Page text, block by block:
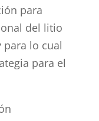
para
del litio
para lo cual
para el